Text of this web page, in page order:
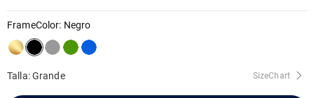
FrameColor: Negro
Talla: Grande SizeChart